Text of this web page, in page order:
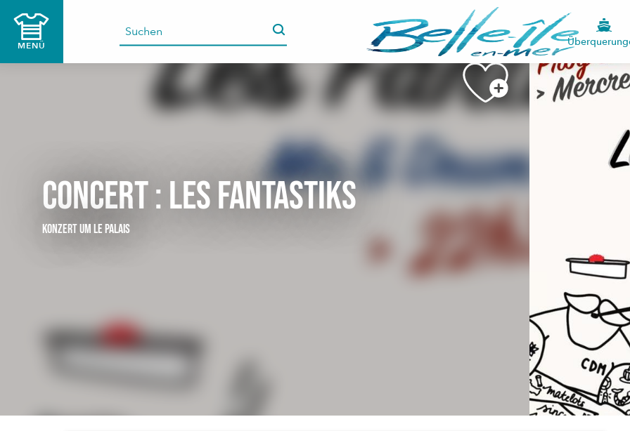
contenu
MENÜ
Siehe Fotos (2)
Concert : Les Fantastiks
KONZERTUM LE PALAIS